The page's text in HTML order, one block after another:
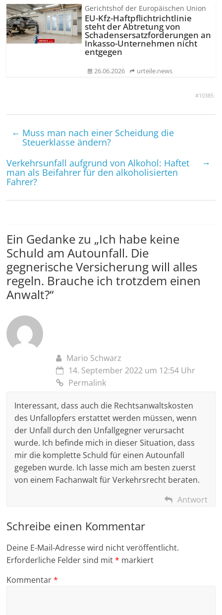
#10385
Gerichtshof der Europäischen Union
EU-Kfz-Haftpflicht­richtlinie
steht der Abtretung von
Schadenser­satzforderungen an
Inkasso-Unternehmen nicht
entgegen
26.06.2026 urteile.news
← Muss man nach einer Scheidung die
Steuerklasse ändern?
Verkehrsunfall aufgrund von Alkohol: Haftet
man als Beifahrer für den alkoholisierten
Fahrer?
→
Ein Gedanke zu „Ich habe keine
Schuld am Autounfall. Die
gegnerische Versicherung will alles
regeln. Brauche ich trotzdem einen
Anwalt?“
Mario Schwarz
14. September 2022 um 12:54 Uhr
Permalink
Interessant, dass auch die Rechtsanwaltskosten
des Unfallopfers erstattet werden müssen, wenn
der Unfall durch den Unfallgegner verursacht
wurde. Ich befinde mich in dieser Situation, dass
mir die komplette Schuld für einen Autounfall
gegeben wurde. Ich lasse mich am besten zuerst
von einem Fachanwalt für Verkehrsrecht beraten.
Antwort
Schreibe einen Kommentar
Deine E-Mail-Adresse wird nicht veröffentlicht.
Erforderliche Felder sind mit* markiert
Kommentar*